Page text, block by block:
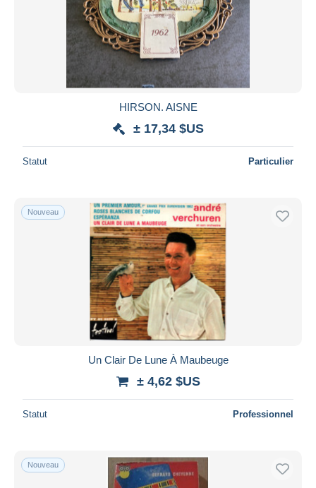
HIRSON. AISNE
± 17,34 $US
Statut Particulier
Nouveau
Un Clair De Lune À Maubeuge
± 4,62 $US
Statut Professionnel
Nouveau